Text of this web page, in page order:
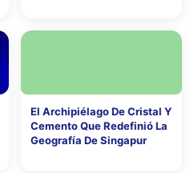
El Archipiélago De Cristal Y
Cemento Que Redefinió La
Geografía De Singapur